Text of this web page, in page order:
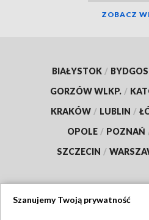
ZOBACZ
BIAŁYSTOK /
GORZÓW WLKP. /
KRAKÓW / LUBLIN /
OPOLE / POZNAŃ
SZCZECIN /
Szanujemy Twoją prywatność